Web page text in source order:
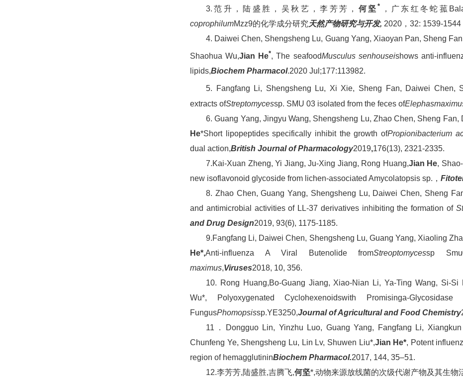
3.范升，陆盛胜，吴秋艺，李芳芳， 何坚* ，广东红冬蛇菰
coprophilumMzz9的化学成分研究 天然产物研究与开发, 2020，32: 1539-1544
4. Daiwei Chen, Shengsheng Lu, Guang Yang, Xiaoyan Pan, Sheng
Shaohua Wu,Jian He*, The seafoodMusculus senhouseishows anti-
lipids,Biochem Pharmacol.2020 Jul;177:113982.
5. Fangfang Li, Shengsheng Lu, Xi Xie, Sheng Fan, Daiwei Chen,
extracts ofStreptomycessp. SMU 03 isolated from the feces ofElephas
6. Guang Yang, Jingyu Wang, Shengsheng Lu, Zhao Chen, Sheng
He*Short lipopeptides specifically inhibit the growth ofPropionibacterium
dual action,British Journal of Pharmacology2019,176(13), 2321-2335.
7.Kai-Xuan Zheng, Yi Jiang, Ju-Xing Jiang, Rong Huang,Jian He,
new isoflavonoid glycoside from lichen-associated Amycolatopsis sp.，
8. Zhao Chen, Guang Yang, Shengsheng Lu, Daiwei Chen, Sheng
and antimicrobial activities of LL-37 derivatives inhibiting the formation of
and Drug Design2019, 93(6), 1175-1185.
9.Fangfang Li, Daiwei Chen, Shengsheng Lu, Guang Yang, Xiaoling
He*,Anti-influenza A Viral Butenolide fromStreoptomycessp
maximus,Viruses2018, 10, 356.
10. Rong Huang,Bo-Guang Jiang, Xiao-Nian Li, Ya-Ting Wang, Si-Si
Wu*, Polyoxygenated Cyclohexenoidswith Promisinga-
FungusPhomopsissp.YE3250,Journal of Agricultural and Food Chemistry
11．Dongguo Lin, Yinzhu Luo, Guang Yang, Fangfang Li,
Chunfeng Ye, Shengsheng Lu, Lin Lv, Shuwen Liu*,Jian He*, Potent
region of hemagglutininBiochem Pharmacol.2017, 144, 35–51.
12.李芳芳,陆盛胜,吉腾飞,何坚*,动物来源放线菌的次级代谢产物及其生物